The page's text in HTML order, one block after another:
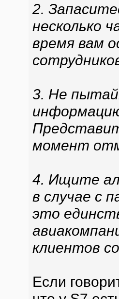
2.
несколько
время вам
3. Не
момент
4. Ищите
в случае с
это
клиентов
Если